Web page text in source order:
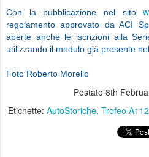
Con la pubblicazione nel sito
regolamento approvato da ACI
aperte anche le iscrizioni alla
utilizzando il modulo già presente
Foto Roberto Morello
Postato 8th
Etichette: AutoStoriche Trofeo